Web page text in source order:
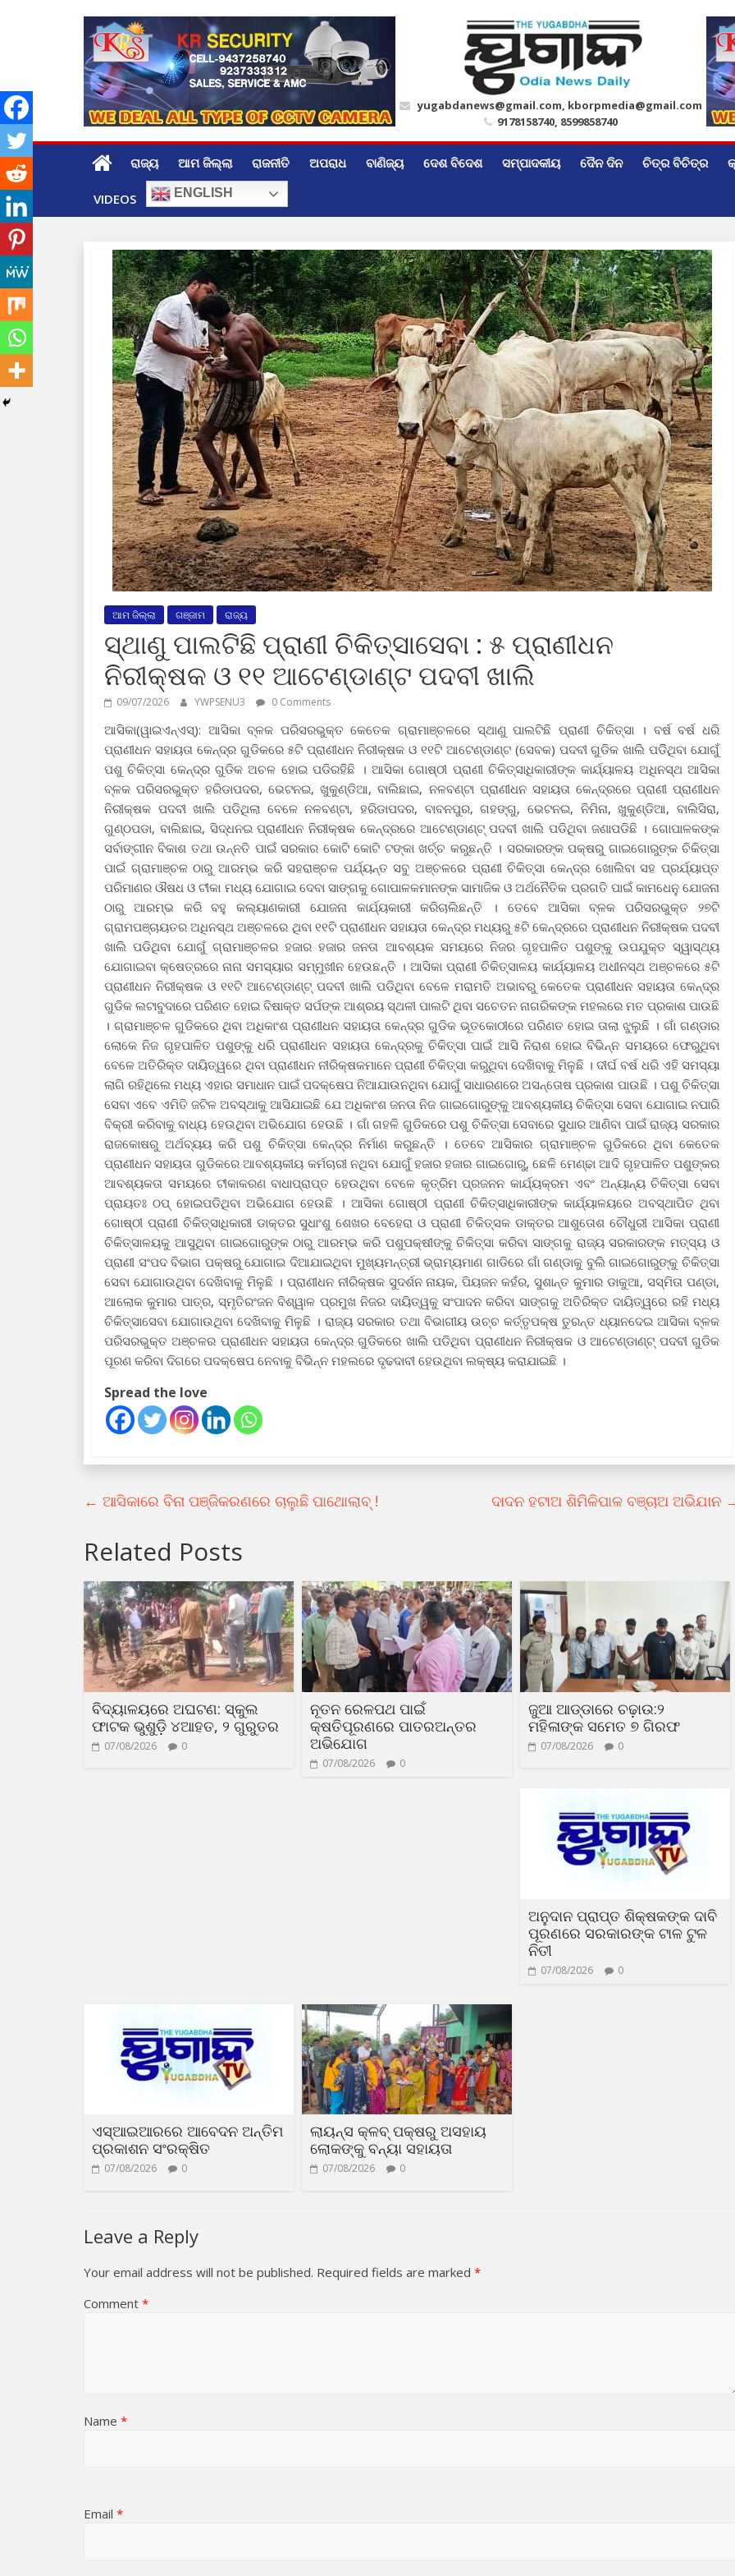
yugabdanews@gmail.com, kborpmedia@gmail.com
9178158740, 8599858740
ରାଜ୍ୟ ଆମ ଜିଲ୍ଲା ରାଜନୀତି ଅପରାଧ ବାଣିଜ୍ୟ ଦେଶ ବିଦେଶ ସମ୍ପାଦକୀୟ ଦୈନ ଦିନ ଚିତ୍ର ବିଚିତ୍ର
VIDEOS ENGLISH
ଆମ ଜିଲ୍ଲା ଗଞ୍ଜାମ ରାଜ୍ୟ
ସ୍ଥାଣୁ ପାଲଟିଛି ପ୍ରାଣୀ ଚିକିତ୍ସାସେବା : ୫ ପ୍ରାଣୀଧନ
ନିରୀକ୍ଷକ ଓ ୧୧ ଆଟେଣ୍ଡାଣ୍ଟ ପଦବୀ ଖାଲି
09/07/2026 YWPSENU3 0 Comments
ଆସିକା(ୱାଇଏନ୍‍ଏସ୍‍): ଆସିକା ବ୍ଳକ ପରିସରଭୁକ୍ତ କେତେକ ଗ୍ରାମାଞ୍ଚଳରେ ସ୍ଥାଣୁ ପାଲଟିଛି ପ୍ରାଣୀ ଚିକିତ୍ସା । ବର୍ଷ ବର୍ଷ ଧରି
ପ୍ରାଣୀଧନ ସହାୟତା କେନ୍ଦ୍ର ଗୁଡିକରେ ୫ଟି ପ୍ରାଣୀଧନ ନିରୀକ୍ଷକ ଓ ୧୧ଟି ଆଟେଣ୍ଡାଣ୍ଟ (ସେବକ) ପଦବୀ ଗୁଡିକ ଖାଲି ପଡିିଥିବା ଯୋଗୁଁ
ପଶୁ ଚିକିତ୍ସା କେନ୍ଦ୍ର ଗୁଡିକ ଅଚଳ ହୋଇ ପଡିରହିଛି । ଆସିକା ଗୋଷ୍ଠୀ ପ୍ରାଣୀ ଚିକିତ୍ସାଧିକାରୀଙ୍କ କାର୍ଯ୍ୟାଳୟ ଅଧିନସ୍ଥ ଆସିକା
ବ୍ଳକ ପରିସରଭୁକ୍ତ ହରିଡାପଦର, ଭେଟନଇ, ଖୁକୁଣ୍ଡିଆ, ବାଲିଛାଇ, ନଳବଣ୍ଟା ପ୍ରାଣୀଧନ ସହାୟତା କେନ୍ଦ୍ରରେ ପ୍ରାଣୀ ପ୍ରାଣୀଧନ
ନିରୀକ୍ଷକ ପଦବୀ ଖାଲି ପଡିଥିଲା ବେଳେ ନଳବଣ୍ଟା, ହରିଡାପଦର, ବାବନପୁର, ଗହଙ୍ଗୁ, ଭେଟନଇ, ନିମିନା, ଖୁକୁଣ୍ଡିଆ, ବାଲିସିରା,
ଗୁଣ୍ଠପଡା, ବାଲିଛାଇ, ସିଦ୍ଧନଇ ପ୍ରାଣୀଧନ ନିରୀକ୍ଷକ କେନ୍ଦ୍ରରେ ଆଟେଣ୍ଡାଣ୍ଟ୍ ପଦବୀ ଖାଲି ପଡିଥିବା ଜଣାପଡିଛି । ଗୋପାଳକଙ୍କ
ସର୍ବାଙ୍ଗୀନ ବିକାଶ ତଥା ଉନ୍ନତି ପାଇଁ ସରକାର କୋଟି କୋଟି ଟଙ୍କା ଖର୍ଚ୍ଚ କରୁଛନ୍ତି । ସରକାରଙ୍କ ପକ୍ଷରୁ ଗାଇଗୋରୁଙ୍କ ଚିକିତ୍ସା
ପାଇଁ ଗ୍ରାମାଞ୍ଚଳ ଠାରୁ ଆରମ୍ଭ କରି ସହରାଞ୍ଚଳ ପର୍ଯ୍ୟନ୍ତ ସବୁ ଅଞ୍ଚଳରେ ପ୍ରାଣୀ ଚିକିତ୍ସା କେନ୍ଦ୍ର ଖୋଲିବା ସହ ପ୍ରର୍ଯ୍ୟାପ୍ତ
ପରିମାଣର ଔଷଧ ଓ ଟୀକା ମଧ୍ୟ ଯୋଗାଇ ଦେବା ସାଙ୍ଗକୁ ଗୋପାଳକମାନଙ୍କ ସାମାଜିକ ଓ ଅର୍ଥନୈତିକ ପ୍ରଗତି ପାଇଁ କାମଧେନୁ ଯୋଜନା
ଠାରୁ ଆରମ୍ଭ କରି ବହୁ କଲ୍ୟାଣକାରୀ ଯୋଜନା କାର୍ଯ୍ୟକାରୀ କରିଚାଲିଛନ୍ତି । ତେବେ ଆସିକା ବ୍ଳକ ପରିସରଭୁକ୍ତ ୨୭ଟି
ଗ୍ରାମପଞ୍ଚାୟତର ଅଧିନସ୍ଥ ଅଞ୍ଚଳରେ ଥିବା ୧୧ଟି ପ୍ରାଣୀଧନ ସହାୟତା କେନ୍ଦ୍ର ମଧ୍ୟରୁ ୫ଟି କେନ୍ଦ୍ରରେ ପ୍ରାଣୀଧନ ନିରୀକ୍ଷକ ପଦବୀ
ଖାଲି ପଡିଥିବା ଯୋଗୁଁ ଗ୍ରାମାଞ୍ଚଳର ହଜାର ହଜାର ଜନତା ଆବଶ୍ୟକ ସମୟରେ ନିଜର ଗୃହପାଳିତ ପଶୁଙ୍କୁ ଉପଯୁକ୍ତ ସ୍ୱାସ୍ଥ୍ୟ
ଯୋଗାଇବା କ୍ଷେତ୍ରରେ ନାନା ସମସ୍ୟାର ସମ୍ମୁଖୀନ ହେଉଛନ୍ତି । ଆସିକା ପ୍ରାଣୀ ଚିକିତ୍ସାଳୟ କାର୍ଯ୍ୟାଳୟ ଅଧୀନସ୍ଥ ଅଞ୍ଚଳରେ ୫ଟି
ପ୍ରାଣୀଧନ ନିରୀକ୍ଷକ ଓ ୧୧ଟି ଆଟେଣ୍ଡାଣ୍ଟ୍ ପଦବୀ ଖାଲି ପଡିଥିବା ବେଳେ ମରାମତି ଅଭାବରୁ କେତେକ ପ୍ରାଣୀଧନ ସହାୟତା କେନ୍ଦ୍ର
ଗୁଡିକ ଲଟାବୁଦାରେ ପରିଣତ ହୋଇ ବିଷାକ୍ତ ସର୍ପଙ୍କ ଆଶ୍ରୟ ସ୍ଥଳୀ ପାଲଟି ଥିବା ସଚେତନ ନାଗରିକଙ୍କ ମହଲରେ ମତ ପ୍ରକାଶ ପାଉଛି
। ଗ୍ରାମାଞ୍ଚଳ ଗୁଡିକରେ ଥିବା ଅଧିକାଂଶ ପ୍ରାଣୀଧନ ସହାୟତା କେନ୍ଦ୍ର ଗୁଡିକ ଭୂତକୋଠୀରେ ପରିଣତ ହୋଇ ତାଲା ଝୁଲୁଛି । ଗାଁ ଗଣ୍ଡାର
ଲୋକେ ନିଜ ଗୃହପାଳିତ ପଶୁଙ୍କୁ ଧରି ପ୍ରାଣୀଧନ ସହାୟତା କେନ୍ଦ୍ରକୁ ଚିକିତ୍ସା ପାଇଁ ଆସି ନିରାଶ ହୋଇ ବିଭିନ୍ନ ସମୟରେ ଫେରୁଥିବା
ବେଳେ ଅତିରିକ୍ତ ଦାୟିତ୍ୱରେ ଥିବା ପ୍ରାଣୀଧନ ନୀରିକ୍ଷକମାନେ ପ୍ରାଣୀ ଚିକିତ୍ସା କରୁଥିବା ଦେଖିବାକୁ ମିଳୁଛି । ଦୀର୍ଘ ବର୍ଷ ଧରି ଏହି ସମସ୍ୟା
ଲାଗି ରହିଥିଲେ ମଧ୍ୟ ଏହାର ସମାଧାନ ପାଇଁ ପଦକ୍ଷେପ ନିଆଯାଉନଥିବା ଯୋଗୁଁ ସାଧାରଣରେ ଅସନ୍ତୋଷ ପ୍ରକାଶ ପାଉଛି । ପଶୁ ଚିକିତ୍ସା
ସେବା ଏବେ ଏମିତି ଜଟିଳ ଅବସ୍ଥାକୁ ଆସିଯାଇଛି ଯେ ଅଧିକାଂଶ ଜନତା ନିଜ ଗାଇଗୋରୁଙ୍କୁ ଆବଶ୍ୟକୀୟ ଚିକିତ୍ସା ସେବା ଯୋଗାଇ ନପାରି
ବିକ୍ରୀ କରିବାକୁ ବାଧ୍ୟ ହେଉଥିବା ଅଭିଯୋଗ ହେଉଛି । ଗାଁ ଗହଳି ଗୁଡିକରେ ପଶୁ ଚିକିତ୍ସା ସେବାରେ ସୁଧାର ଆଣିବା ପାଇଁ ରାଜ୍ୟ ସରକାର
ରାଜକୋଷରୁ ଅର୍ଥବ୍ୟୟ କରି ପଶୁ ଚିକିତ୍ସା କେନ୍ଦ୍ର ନିର୍ମାଣ କରୁଛନ୍ତି । ତେବେ ଆସିକାର ଗ୍ରାମାଞ୍ଚଳ ଗୁଡିକରେ ଥିବା କେତେକ
ପ୍ରାଣୀଧନ ସହାୟତା ଗୁଡିକରେ ଆବଶ୍ୟକୀୟ କର୍ମଚାରୀ ନଥିବା ଯୋଗୁଁ ହଜାର ହଜାର ଗାଇଗୋରୁ, ଛେଳି ମେଣ୍ଢା ଆଦି ଗୃହପାଳିତ ପଶୁଙ୍କର
ଆବଶ୍ୟକତା ସମୟରେ ଟୀକାକରଣ ବାଧାପ୍ରାପ୍ତ ହେଉଥିବା ବେଳେ କୃତ୍ରିମ ପ୍ରଜନନ କାର୍ଯ୍ୟକ୍ରମ ଏବଂ ଅନ୍ୟାନ୍ୟ ଚିକିତ୍ସା ସେବା
ପ୍ରାୟତଃ ଠପ୍ ହୋଇପଡିଥିବା ଅଭିଯୋଗ ହେଉଛି । ଆସିକା ଗୋଷ୍ଠୀ ପ୍ରାଣୀ ଚିକିତ୍ସାଧିକାରୀଙ୍କ କାର୍ଯ୍ୟାଳୟରେ ଅବସ୍ଥାପିତ ଥିବା
ଗୋଷ୍ଠୀ ପ୍ରାଣୀ ଚିକିତ୍ସାଧିକାରୀ ଡାକ୍ତର ସୁଧାଂଶୁ ଶେଖର ବେହେରା ଓ ପ୍ରାଣୀ ଚିକିତ୍ସକ ଡାକ୍ତର ଆଶୁତୋଶ ଚୌଧୁରୀ ଆସିକା ପ୍ରାଣୀ
ଚିକିତ୍ସାଳୟକୁ ଆସୁଥିବା ଗାଇଗୋରୁଙ୍କ ଠାରୁ ଆରମ୍ଭ କରି ପଶୁପକ୍ଷୀଙ୍କୁ ଚିକିତ୍ସା କରିବା ସାଙ୍ଗକୁ ରାଜ୍ୟ ସରକାରଙ୍କ ମତ୍ସ୍ୟ ଓ
ପ୍ରାଣୀ ସଂପଦ ବିଭାଗ ପକ୍ଷରୁ ଯୋଗାଇ ଦିଆଯାଇଥିବା ମୁଖ୍ୟମନ୍ତ୍ରୀ ଭ୍ରାମ୍ୟମାଣ ଗାଡିରେ ଗାଁ ଗଣ୍ଡାକୁ ବୁଲି ଗାଇଗୋରୁଙ୍କୁ ଚିକିତ୍ସା
ସେବା ଯୋଗାଉଥିବା ଦେଖିବାକୁ ମିଳୁଛି । ପ୍ରାଣୀଧନ ନୀରିକ୍ଷକ ସୁଦର୍ଶନ ନାୟକ, ପିୟଜନ କହଁର, ସୁଶାନ୍ତ କୁମାର ଡାକୁଆ, ସସ୍ମିତା ପଣ୍ଡା,
ଆଲୋକ କୁମାର ପାତ୍ର, ସ୍ମୃତିରଂଜନ ବିଶ୍ୱାଳ ପ୍ରମୁଖ ନିଜର ଦାୟିତ୍ୱକୁ ସଂପାଦନ କରିବା ସାଙ୍ଗକୁ ଅତିରିକ୍ତ ଦାୟିତ୍ୱରେ ରହି ମଧ୍ୟ
ଚିକିତ୍ସାସେବା ଯୋଗାଉଥିବା ଦେଖିବାକୁ ମିଳୁଛି । ରାଜ୍ୟ ସରକାର ତଥା ବିଭାଗୀୟ ଉଚ୍ଚ କର୍ତ୍ତୃପକ୍ଷ ତୁରନ୍ତ ଧ୍ୟାନଦେଇ ଆସିକା ବ୍ଳକ
ପରିସରଭୁକ୍ତ ଅଞ୍ଚଳର ପ୍ରାଣୀଧନ ସହାୟତା କେନ୍ଦ୍ର ଗୁଡିକରେ ଖାଲି ପଡିଥିବା ପ୍ରାଣୀଧନ ନିରୀକ୍ଷକ ଓ ଆଟେଣ୍ଡାଣ୍ଟ୍ ପଦବୀ ଗୁଡିକ
ପୂରଣ କରିବା ଦିଗରେ ପଦକ୍ଷେପ ନେବାକୁ ବିଭିନ୍ନ ମହଲରେ ଦୃଢଦାବୀ ହେଉଥିବା ଲକ୍ଷ୍ୟ କରାଯାଇଛି ।
Spread the love
← ଆସିକାରେ ବିନା ପଞ୍ଜିକରଣରେ ଚାଲୁଛି ପାଥୋଲାବ୍‍ ! ଦାଦନ ହଟାଅ ଶିମିଳିପାଳ ବଞ୍ଚାଅ ଅଭିଯାନ
Related Posts
ବିଦ୍ୟାଳୟରେ ଅଘଟଣ: ସ୍କୁଲ
ଫାଟକ ଭୁଶୁଡ଼ି ୪ଆହତ, ୨ ଗୁରୁତର
07/08/2026 0
ନୂତନ ରେଳପଥ ପାଇଁ
କ୍ଷତିପୂରଣରେ ପାତରଅନ୍ତର
ଅଭିଯୋଗ
07/08/2026 0
ଜୁଆ ଆଡ୍ଡାରେ ଚଢ଼ାଉ:୨
ମହିଳାଙ୍କ ସମେତ ୭ ଗିରଫ
07/08/2026 0
ଅନୁଦାନ ପ୍ରାପ୍ତ ଶିକ୍ଷକଙ୍କ ଦାବି
ପୂରଣରେ ସରକାରଙ୍କ ଟାଳ ଟୁଳ
ନିତୀ
07/08/2026 0
ଏସ୍‌ଆଇଆରରେ ଆବେଦନ ଅନ୍ତିମ
ପ୍ରକାଶନ ସଂରକ୍ଷିତ
07/08/2026 0
ଲାୟନ୍ସ କ୍ଳବ୍ ପକ୍ଷରୁ ଅସହାୟ
ଲୋକଙ୍କୁ ବନ୍ୟା ସହାୟତା
07/08/2026 0
Leave a Reply
Your email address will not be published. Required fields are marked *
Comment *
Name *
Email *